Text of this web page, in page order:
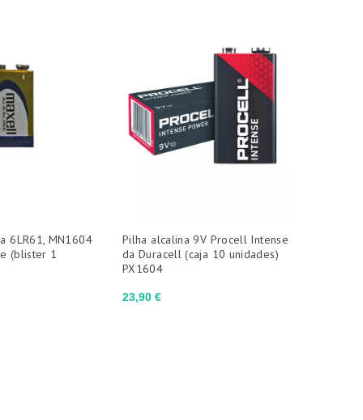
6LR61, MN1604
(blister 1
Preço
23,90 €
Pilha alcalina 9V Procell Intense
da Duracell (caja 10 unidades)
PX1604